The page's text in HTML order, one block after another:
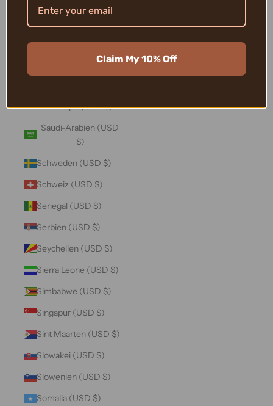
Salomonen (USD $)
Sambia (USD $)
Príncipe (USD $)
Saudi-Arabien (USD
$)
Schweden (USD $)
Schweiz (USD $)
Senegal (USD $)
Serbien (USD $)
Seychellen (USD $)
Sierra Leone (USD $)
Simbabwe (USD $)
Singapur (USD $)
Sint Maarten (USD $)
Slowakei (USD $)
Slowenien (USD $)
Somalia (USD $)
Claim My 10% Off